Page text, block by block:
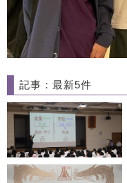
記事：最新5件